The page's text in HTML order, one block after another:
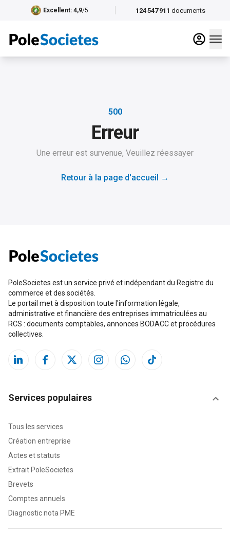
124 547 911 documents
Excellent: 4,9/5
500
Erreur
Une erreur est survenue, Veuillez réessayer
Retour à la page d'accueil →
PoleSocietes est un service privé et indépendant du Registre du
commerce et des sociétés.
Le portail met à disposition toute l'information légale,
administrative et financière des entreprises immatriculées au
RCS : documents comptables, annonces BODACC et procédures
collectives.
Services populaires
Tous les services
Création entreprise
Actes et statuts
Extrait PoleSocietes
Brevets
Comptes annuels
Diagnostic nota PME